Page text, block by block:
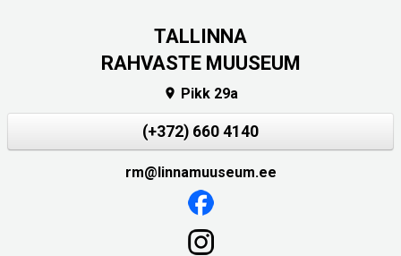
TALLINNA
RAHVASTE MUUSEUM
 Pikk 29a
(+372) 660 4140
rm@linnamuuseum.ee